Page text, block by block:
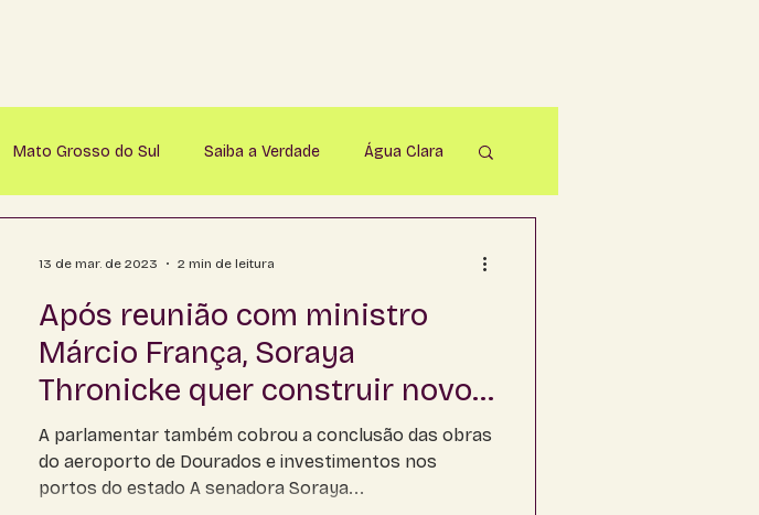
Mato Grosso do Sul Saiba a Verdade Água Clara
Bela Vista Bodoquena Bonito
Após reunião com ministro
Márcio França, Soraya
Thronicke quer construir novo
aeroporto em MS
A parlamentar também cobrou a conclusão das obras
do aeroporto de Dourados e investimentos nos
portos do estado A senadora Soraya...
13 de mar. de 2023 2 min de leitura